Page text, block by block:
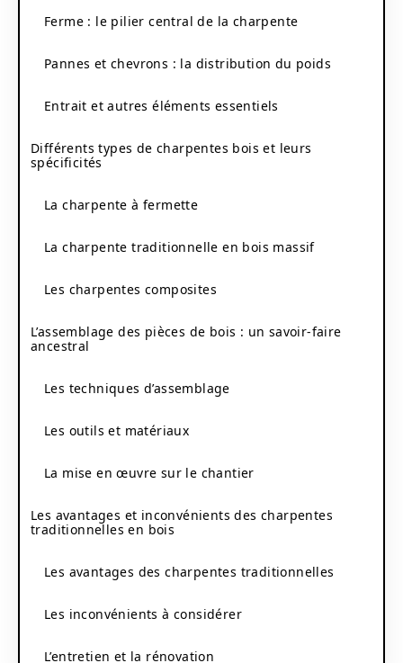
Ferme : le pilier central de la charpente
Pannes et chevrons : la distribution du poids
Entrait et autres éléments essentiels
Différents types de charpentes bois et leurs
spécificités
La charpente à fermette
La charpente traditionnelle en bois massif
Les charpentes composites
L’assemblage des pièces de bois : un savoir-faire
ancestral
Les techniques d’assemblage
Les outils et matériaux
La mise en œuvre sur le chantier
Les avantages et inconvénients des charpentes
traditionnelles en bois
Les avantages des charpentes traditionnelles
Les inconvénients à considérer
L’entretien et la rénovation